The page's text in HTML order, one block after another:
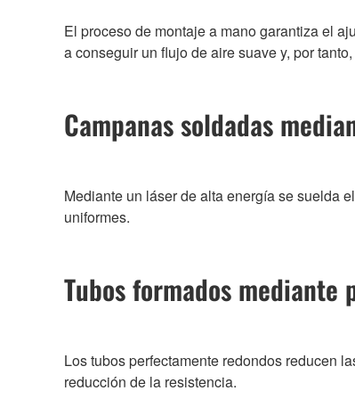
El proceso de montaje a mano garantiza el
a conseguir un flujo de aire suave y, por
Campanas soldadas
Mediante un láser de alta energía se suelda
uniformes.
Tubos formados mediante
Los tubos perfectamente redondos reducen
reducción de la resistencia.